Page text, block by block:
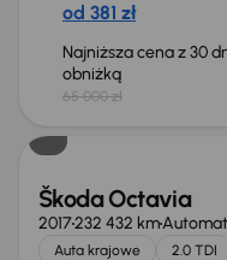
od 381 zł
Najniższa cena z 30
obniżką
65 000 zł
Taniej o 1 500 zł
Škoda Octavia
2017232 432 kmAutomat
Auta krajowe 2.0 TDI